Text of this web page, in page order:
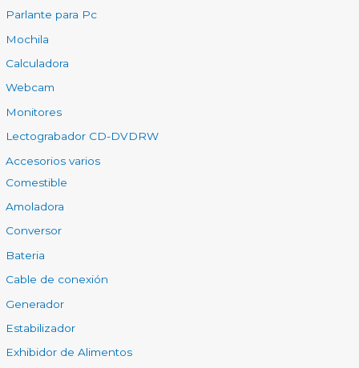
Parlante para Pc
Mochila
Calculadora
Webcam
Monitores
Lectograbador CD-DVDRW
Accesorios varios
Comestible
Amoladora
Conversor
Bateria
Cable de conexión
Generador
Estabilizador
Exhibidor de Alimentos